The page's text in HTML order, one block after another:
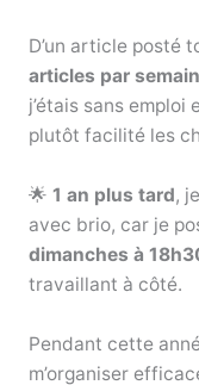
D’un article posté
articles par
j’étais sans emploi
plutôt facilité les
🌟 1 an plus tard,
avec brio, car je
dimanches à
travaillant à côté.
Pendant cette
m’organiser